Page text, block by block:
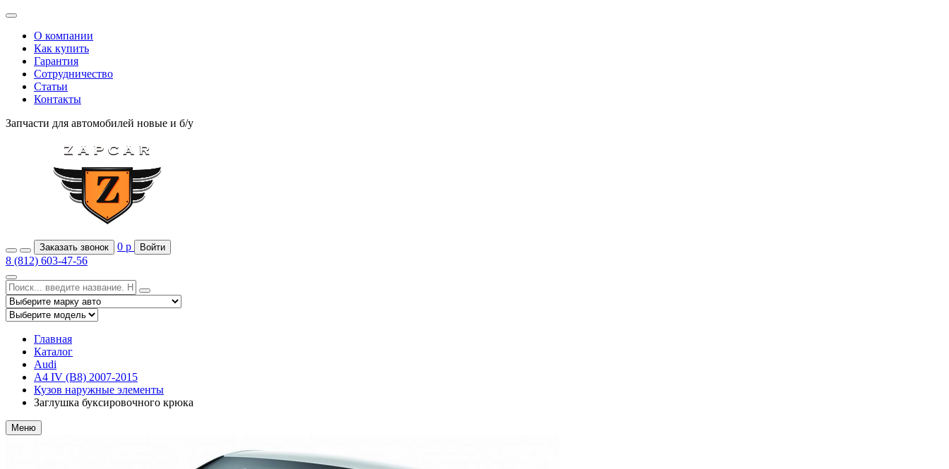
О компании
Как купить
Гарантия
Сотрудничество
Статьи
Контакты
Запчасти для автомобилей новые и б/у
Заказать звонок 0 р Войти
8 (812) 603-47-56
Главная
Каталог
Audi
A4 IV (B8) 2007-2015
Кузов наружные элементы
Заглушка буксировочного крюка
Меню